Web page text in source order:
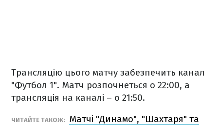
Трансляцію цього матчу забезпечить канал
"Футбол 1". Матч розпочнеться о 22:00, а
трансляція на каналі – о 21:50.
ЧИТАЙТЕ ТАКОЖ:
Матчі "Динамо", "Шахтаря" та